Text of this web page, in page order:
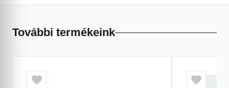
További termékeink